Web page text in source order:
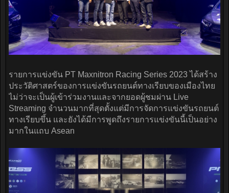
รายการแข่งขัน PT Maxnitron Racing Series 2023 ได้สร้าง
ประวัติศาสตร์ของการแข่งขันรถยนต์ทางเรียบของเมืองไทย
ไม่ว่าจะเป็นผู้เข้าร่วมงานและจากยอดผู้ชมผ่าน Live
Streaming จำนวนมากที่สุดตั้งแต่มีการจัดการแข่งขันรถยนต์
ทางเรียบขึ้น และยังได้มีการพูดถึงรายการแข่งขันนี้เป็นอย่าง
มากในแถบ Asean